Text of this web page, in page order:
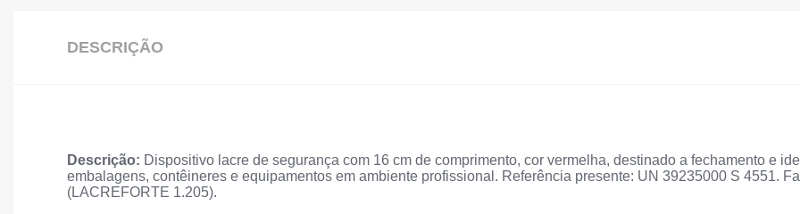
DESCRIÇÃO
Descrição: Dispositivo lacre de segurança com 16 cm de comprimento, cor vermelha, destinado a fechamento e
embalagens, contêineres e equipamentos em ambiente profissional. Referência presente: UN 39235000 S 4551.
(LACREFORTE 1.205).